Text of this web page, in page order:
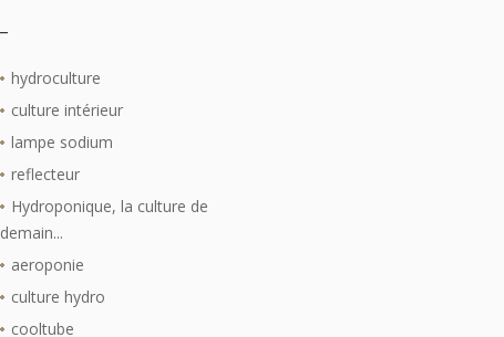
hydroculture
culture intérieur
lampe sodium
reflecteur
Hydroponique, la culture de
demain...
aeroponie
culture hydro
cooltube